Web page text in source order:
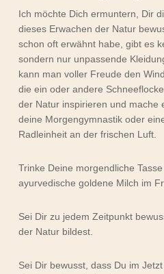
Ich möchte Dich ermuntern, Dir
dieses Erwachen der Natur
schon oft erwähnt habe, gibt es
sondern nur unpassende
kann man voller Freude den
die ein oder andere
der Natur inspirieren und mache
deine Morgengymnastik oder
Radleinheit an der frischen Luft.
Trinke Deine morgendliche
ayurvedische goldene Milch im
Sei Dir zu jedem Zeitpunkt
der Natur bildest.
Sei Dir bewusst, dass Du im